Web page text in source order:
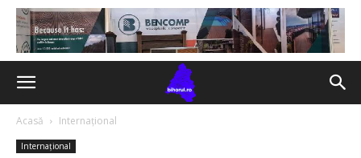
Acasă Internațional
Internațional